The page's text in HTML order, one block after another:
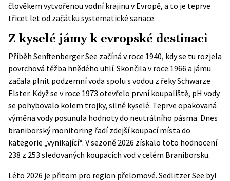
člověkem vytvořenou vodní krajinu v Evropě, a to je teprve
třicet let od začátku systematické sanace.
Z kyselé jámy k evropské destinaci
Příběh Senftenberger See začíná v roce 1940, kdy se tu rozjela
povrchová těžba hnědého uhlí. Skončila v roce 1966 a jámu
začala plnit podzemní voda spolu s vodou z řeky Schwarze
Elster. Když se v roce 1973 otevřelo první koupaliště, pH vody
se pohybovalo kolem trojky, silně kyselé. Teprve opakovaná
výměna vody posunula hodnoty do neutrálního pásma. Dnes
braniborský monitoring řadí zdejší koupací místa do
kategorie „vynikající“. V sezoně 2026 získalo toto hodnocení
238 z 253 sledovaných koupacích vod v celém Braniborsku.
Léto 2026 je přitom pro region přelomové. Sedlitzer See byl